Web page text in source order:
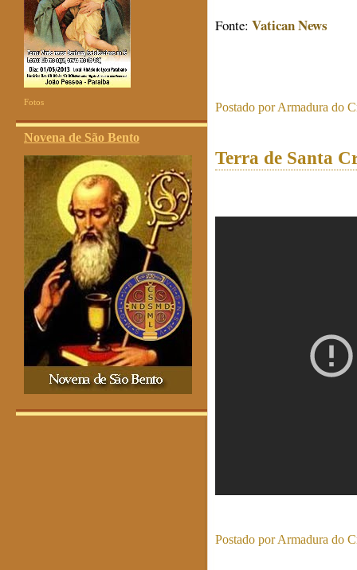
Fotos
Novena de São Bento
Fonte: Vatican News
Postado porArmadura do
Terra de Santa
Postado porArmadura do